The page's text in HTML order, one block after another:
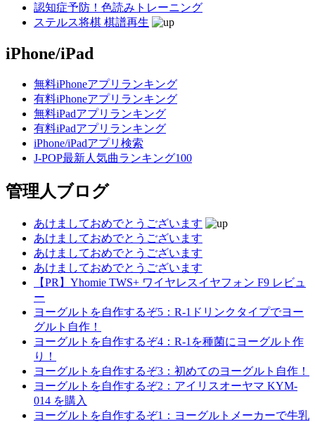
認知症予防！色読みトレーニング
ステルス将棋 棋譜再生
iPhone/iPad
無料iPhoneアプリランキング
有料iPhoneアプリランキング
無料iPadアプリランキング
有料iPadアプリランキング
iPhone/iPadアプリ検索
J-POP最新人気曲ランキング100
管理人ブログ
あけましておめでとうございます
あけましておめでとうございます
あけましておめでとうございます
あけましておめでとうございます
【PR】Yhomie TWS+ ワイヤレスイヤフォン F9 レビュ
ー
ヨーグルトを自作するぞ5：R-1ドリンクタイプでヨー
グルト自作！
ヨーグルトを自作するぞ4：R-1を種菌にヨーグルト作
り！
ヨーグルトを自作するぞ3：初めてのヨーグルト自作！
ヨーグルトを自作するぞ2：アイリスオーヤマ KYM-
014 を購入
ヨーグルトを自作するぞ1：ヨーグルトメーカーで牛乳